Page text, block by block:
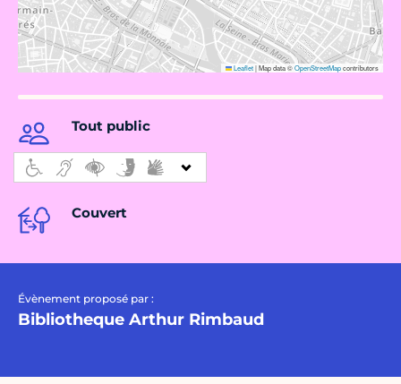
Leaflet|Map data ©OpenStreetMapcontributors
Tout public
Couvert
Évènement proposé par :
Bibliotheque Arthur Rimbaud